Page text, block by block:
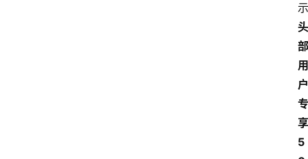
示
头
部
用
户
专
享
5